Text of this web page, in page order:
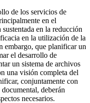
de los servicios de
en el
en la reducción
en la utilización de la
embargo, que planificar un
el desarrollo de
un sistema de archivos
una visión completa del
conjuntamente con
deberán
necesarios.